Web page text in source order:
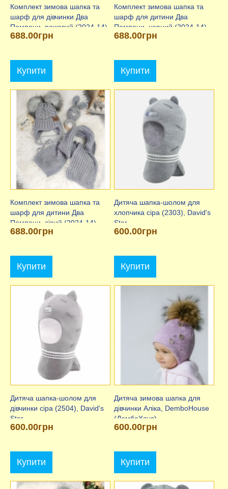
Комплект зимова шапка та
шарф для дівчинки Два
Помпони, рожевий (2024-14),
ElLiz
688.00грн
Купити
Комплект зимова шапка та
шарф для дитини Два
Помпони, чорний (2024-14),
ElLiz
688.00грн
Купити
Комплект зимова шапка та
шарф для дитини Два
Помпони, сірий (2024-14),
ElLiz
688.00грн
Купити
Дитяча шапка-шолом для
хлопчика сіра (2303), David's
Star
600.00грн
Купити
Дитяча шапка-шолом для
дівчинки сіра (2504), David's
Star
600.00грн
Купити
Дитяча зимова шапка для
дівчинки Аліка, DemboHouse
(ДембоХаус)
600.00грн
Купити